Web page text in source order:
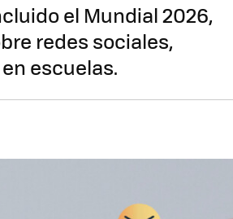
el Mundial 2026,
redes sociales,
escuelas.